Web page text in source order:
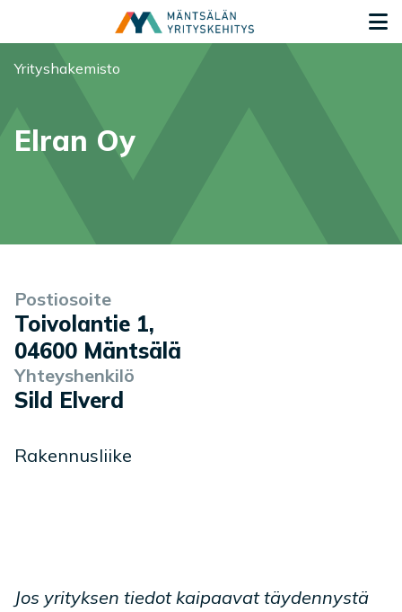
Olet tässä:
Yrityshakemisto
Elran Oy
Yrityksen tiedot
Postiosoite
Toivolantie 1,
04600 Mäntsälä
Yhteyshenkilö
Sild Elverd
Palvelukuvaus
Rakennusliike
Jos yrityksen tiedot kaipaavat täydennystä